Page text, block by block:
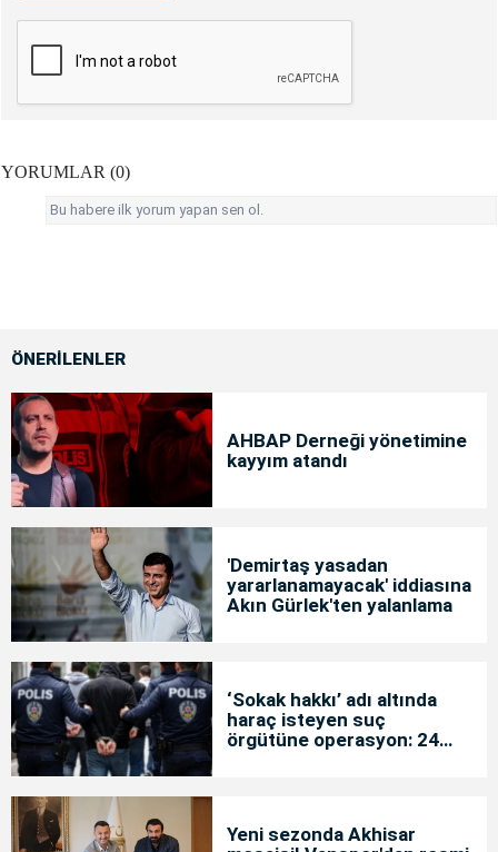
YORUMLAR (0)
Bu habere ilk yorum yapan sen ol.
ÖNERİLENLER
AHBAP Derneği yönetimine
kayyım atandı
'Demirtaş yasadan
yararlanamayacak' iddiasına
Akın Gürlek'ten yalanlama
‘Sokak hakkı’ adı altında
haraç isteyen suç
örgütüne operasyon: 24
Yeni sezonda Akhisar